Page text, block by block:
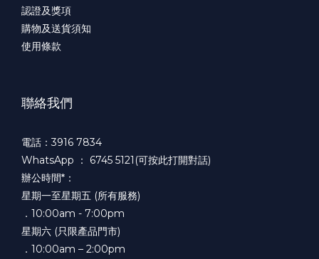
認證及獎項
購物及送貨須知
使用條款
聯絡我們
電話：3916 7834
WhatsApp ： 6745 5121(可按此打開對話)
辦公時間*：
星期一至星期五 (所有服務)
．10:00am - 7:00pm
星期六 (只限產品門市)
．10:00am – 2:00pm